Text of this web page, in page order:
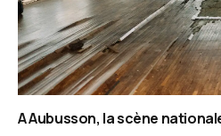
A Aubusson, la scène